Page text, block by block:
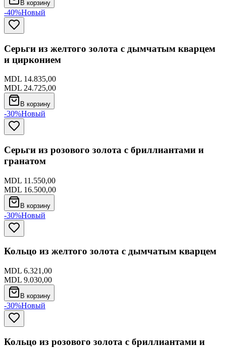
В корзину
-40%Новый
Серьги из желтого золота с дымчатым кварцем
и цирконием
MDL 14.835,00
MDL 24.725,00
В корзину
-30%Новый
Серьги из розового золота с бриллиантами и
гранатом
MDL 11.550,00
MDL 16.500,00
В корзину
-30%Новый
Кольцо из желтого золота с дымчатым кварцем
MDL 6.321,00
MDL 9.030,00
В корзину
-30%Новый
Кольцо из розового золота с бриллиантами и